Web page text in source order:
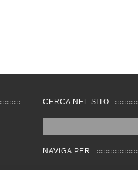
CERCA NEL SITO
NAVIGA PER